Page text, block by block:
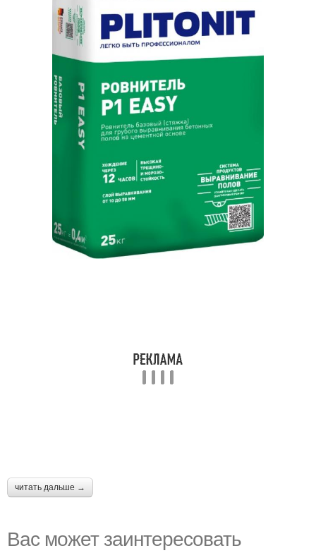
читать дальше →
Вас может заинтересовать